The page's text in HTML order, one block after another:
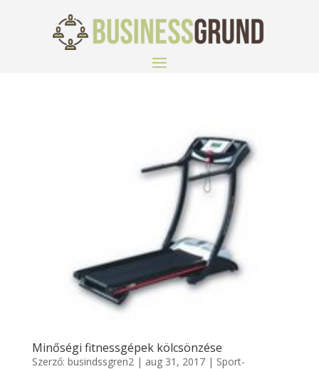
Minőségi fitnessgépek kölcsönzése
Szerző: busindssgren2| aug 31, 2017| Sport-